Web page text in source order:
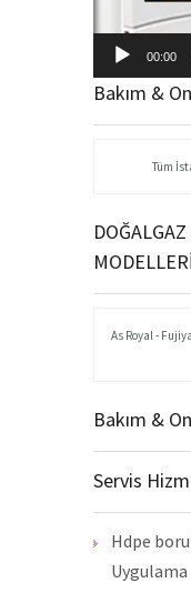
00:00
Bakım &
Tüm
As Royal -
Bakım &
Servis
Hdpe